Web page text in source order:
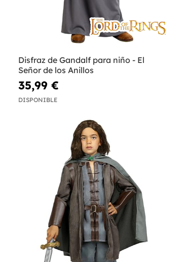
Disfraz de Gandalf para niño - El
Señor de los Anillos
35,99 €
DISPONIBLE